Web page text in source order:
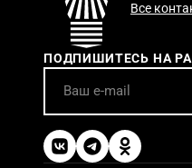
Все
ПОДПИШИТЕСЬ НА